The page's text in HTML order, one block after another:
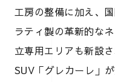
工房の整備に加え、
ラティ製の革新的な
立専用エリアも新設
SUV「グレカーレ」